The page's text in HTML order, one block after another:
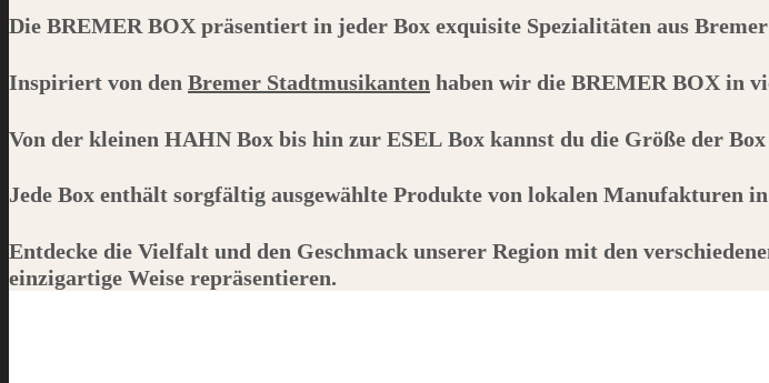
Die BREMER BOX präsentiert in jeder Box exquisite Spezialitäten aus
Inspiriert von den Bremer Stadtmusikanten haben wir die BREMER BOX in
Von der kleinen HAHN Box bis hin zur ESEL Box kannst du die Größe der
Jede Box enthält sorgfältig ausgewählte Produkte von lokalen Manufakturen
Entdecke die Vielfalt und den Geschmack unserer Region mit den
einzigartige Weise repräsentieren.